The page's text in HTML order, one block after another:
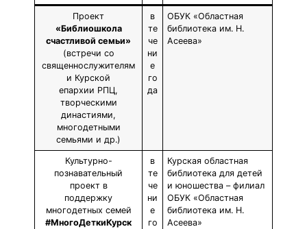
Проект
«Библиошкола
счастливой семьи»
(встречи со
священнослужителям
и Курской
епархии РПЦ,
творческими
династиями,
многодетными
семьями и др.)
в
те
че
ни
е
го
да
ОБУК «Областная
библиотека им. Н.
Асеева»
Культурно-
познавательный
проект в
поддержку
многодетных семей
#МногоДеткиКурск
в
те
че
ни
е
го
Курская областная
библиотека для детей
и юношества – филиал
ОБУК «Областная
библиотека им. Н.
Асеева»